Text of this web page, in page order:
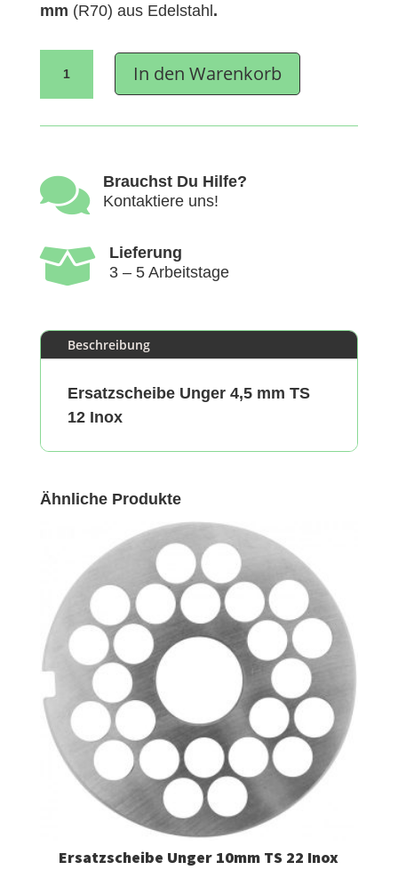
mm (R70) aus Edelstahl.
Ersatzscheibe
Unger
4,5mm
Menge
In den Warenkorb

Brauchst Du Hilfe?
Kontaktiere uns!

Lieferung
3 – 5 Arbeitstage
Beschreibung
Ersatzscheibe Unger 4,5 mm TS
12 Inox
Ähnliche Produkte
Ersatzscheibe Unger 10mm TS 22 Inox